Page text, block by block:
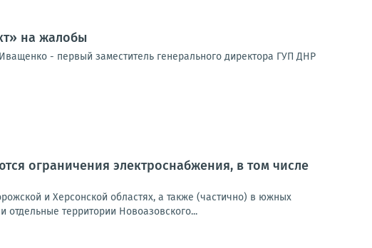
на жалобы
- первый заместитель генерального директора ГУП ДНР
ограничения электроснабжения, в том числе
и Херсонской областях, а также (частично) в южных
территории Новоазовского...